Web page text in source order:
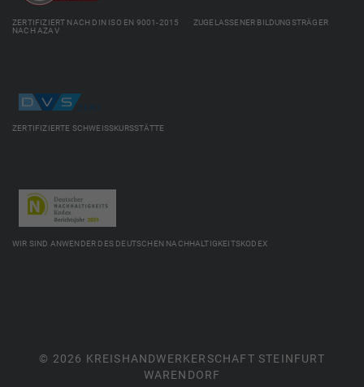
ZERTIFIZIERT NACH DIN ISO EN 9001-2015 ZUGELASSENER BILDUNGSTRÄGER
NACH AZAV
ZERTIFIZIERTE SCHWEISSKURSSTÄTTE
WIR SIND ANWENDER DES DEUTSCHEN NACHHALTIGKEITSKODEX
© 2026 KREISHANDWERKERSCHAFT STEINFURT
WARENDORF